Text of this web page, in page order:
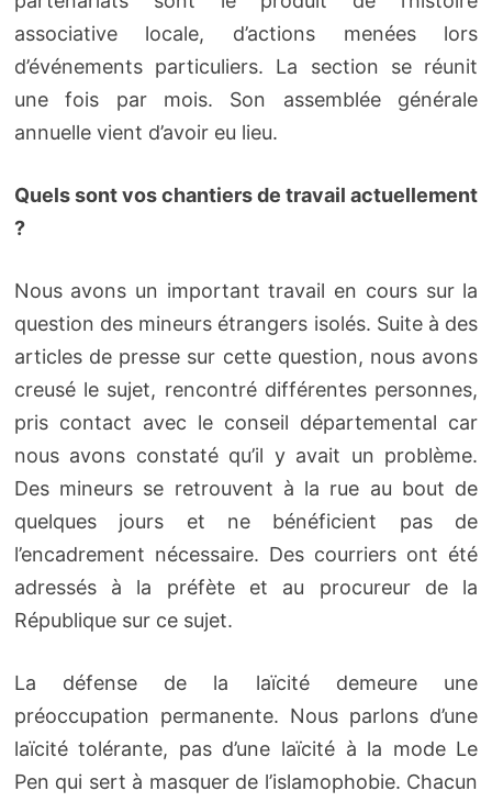
associative locale, d’actions menées lors
d’événements particuliers. La section se réunit
une fois par mois. Son assemblée générale
annuelle vient d’avoir eu lieu.
Quels sont vos chantiers de travail actuellement
?
Nous avons un important travail en cours sur la
question des mineurs étrangers isolés. Suite à des
articles de presse sur cette question, nous avons
creusé le sujet, rencontré différentes personnes,
pris contact avec le conseil départemental car
nous avons constaté qu’il y avait un problème.
Des mineurs se retrouvent à la rue au bout de
quelques jours et ne bénéficient pas de
l’encadrement nécessaire. Des courriers ont été
adressés à la préfète et au procureur de la
République sur ce sujet.
La défense de la laïcité demeure une
préoccupation permanente. Nous parlons d’une
laïcité tolérante, pas d’une laïcité à la mode Le
Pen qui sert à masquer de l’islamophobie. Chacun